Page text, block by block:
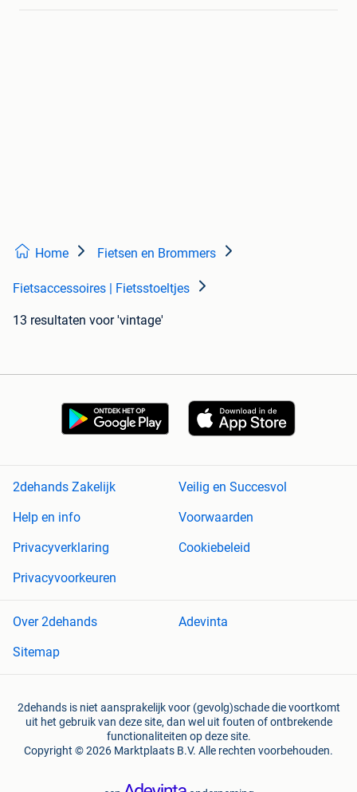
Home Fietsen en Brommers
Fietsaccessoires | Fietsstoeltjes
13 resultaten voor 'vintage'
2dehands Zakelijk
Veilig en Succesvol
Help en info
Voorwaarden
Privacyverklaring
Cookiebeleid
Privacyvoorkeuren
Over 2dehands
Adevinta
Sitemap
2dehands is niet aansprakelijk voor (gevolg)schade die voortkomt
uit het gebruik van deze site, dan wel uit fouten of ontbrekende
functionaliteiten op deze site.
Copyright © 2026 Marktplaats B.V. Alle rechten voorbehouden.